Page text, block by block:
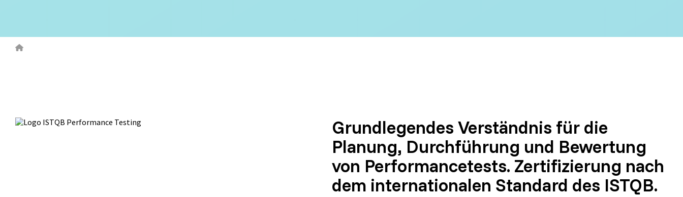
Grundlegendes Verständnis für die
Planung, Durchführung und Bewertung
von Performancetests. Zertifizierung nach
dem internationalen Standard des ISTQB.